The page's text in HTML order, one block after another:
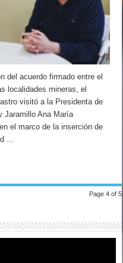
del acuerdo firmado entre el
localidades mineras, el
visitó a la Presidenta de
Jaramillo Ana María
el marco de la inserción de
…
Page 4 of 5